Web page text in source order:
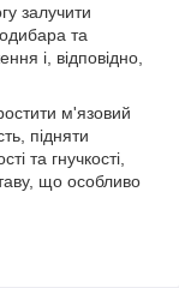
залучити
та
і, відповідно,
м'язовий
підняти
та гнучкості,
що особливо